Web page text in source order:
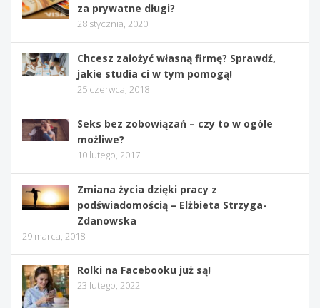
za prywatne długi?
28 stycznia, 2020
Chcesz założyć własną firmę? Sprawdź,
jakie studia ci w tym pomogą!
25 czerwca, 2018
Seks bez zobowiązań – czy to w ogóle
możliwe?
10 lutego, 2017
Zmiana życia dzięki pracy z
podświadomością – Elżbieta Strzyga-
Zdanowska
29 marca, 2018
Rolki na Facebooku już są!
23 lutego, 2022